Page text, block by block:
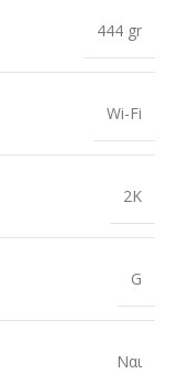
444 gr
Wi-Fi
2K
G
Ναι